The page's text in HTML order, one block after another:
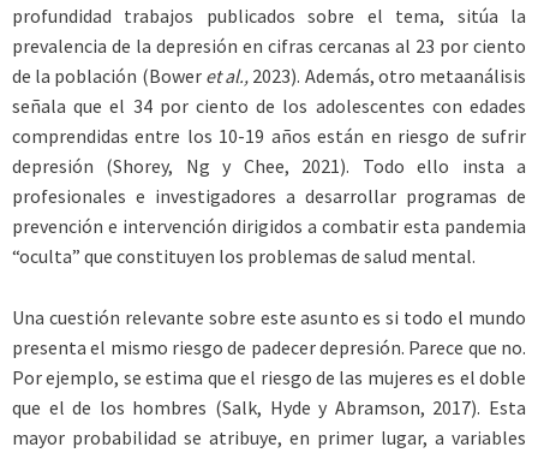
profundidad trabajos publicados sobre el tema, sitúa la
prevalencia de la depresión en cifras cercanas al 23 por ciento
de la población (Bower et al., 2023). Además, otro metaanálisis
señala que el 34 por ciento de los adolescentes con edades
comprendidas entre los 10-19 años están en riesgo de sufrir
depresión (Shorey, Ng y Chee, 2021). Todo ello insta a
profesionales e investigadores a desarrollar programas de
prevención e intervención dirigidos a combatir esta pandemia
“oculta” que constituyen los problemas de salud mental.
Una cuestión relevante sobre este asunto es si todo el mundo
presenta el mismo riesgo de padecer depresión. Parece que no.
Por ejemplo, se estima que el riesgo de las mujeres es el doble
que el de los hombres (Salk, Hyde y Abramson, 2017). Esta
mayor probabilidad se atribuye, en primer lugar, a variables